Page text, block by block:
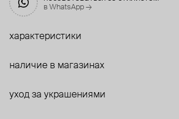
в WhatsApp →
характеристики
наличие в магазинах
уход за украшениями